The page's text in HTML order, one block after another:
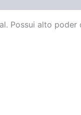
Possui alto